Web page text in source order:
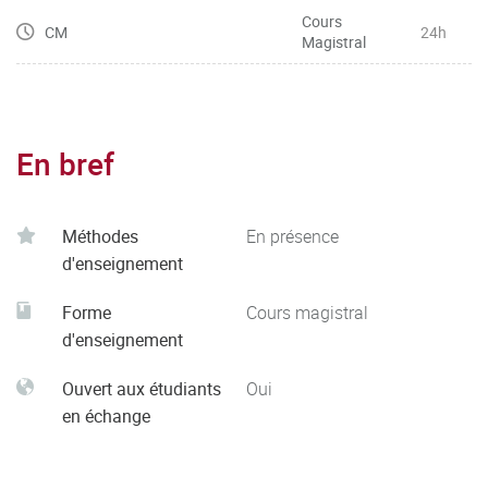
CM
Cours
Magistral
24h
En bref
Méthodes
d'enseignement
En présence
Forme
d'enseignement
Cours magistral
Ouvert aux étudiants
en échange
Oui